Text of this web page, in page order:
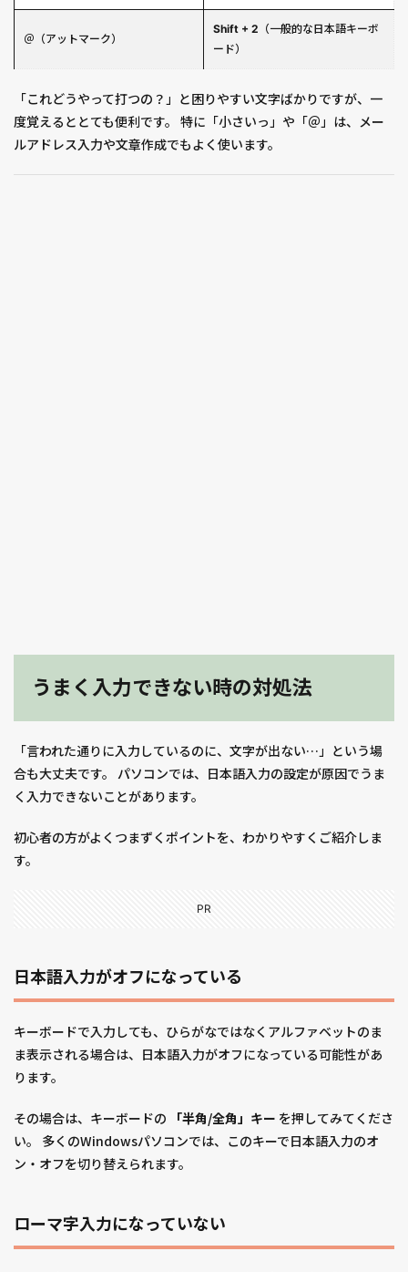
＠（アットマーク）
Shift + 2 （一般的な日本語キーボ
ード）
「これどうやって打つの？」と困りやすい文字ばかりですが、一
度覚えるととても便利です。 特に「小さいっ」や「＠」は、メー
ルアドレス入力や文章作成でもよく使います。
うまく入力できない時の対処法
「言われた通りに入力しているのに、文字が出ない…」という場
合も大丈夫です。 パソコンでは、日本語入力の設定が原因でうま
く入力できないことがあります。
初心者の方がよくつまずくポイントを、わかりやすくご紹介しま
す。
PR
日本語入力がオフになっている
キーボードで入力しても、ひらがなではなくアルファベットのま
ま表示される場合は、日本語入力がオフになっている可能性があ
ります。
その場合は、キーボードの 「半角/全角」キー を押してみてくださ
い。 多くのWindowsパソコンでは、このキーで日本語入力のオ
ン・オフを切り替えられます。
ローマ字入力になっていない